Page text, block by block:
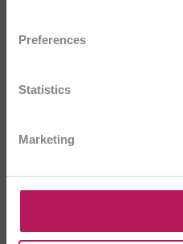
Preferences
Statistics
Marketing